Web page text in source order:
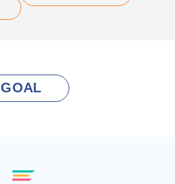
GOAL